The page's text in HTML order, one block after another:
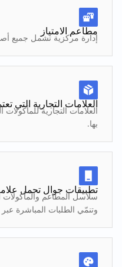
مطاعم الامتياز
إدارة مركزية تشمل جميع
العلامات التجارية التي
العلامات التجارية
بها.
تطبيقات جوال تحمل
سلاسل المطاعم والمأكولات
وتنمّي الطلبات المباشرة عبر